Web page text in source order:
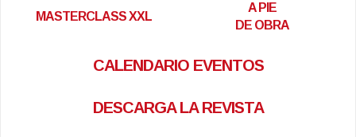
MASTERCLASS XXL
A PIE
DE OBRA
CALENDARIO EVENTOS
DESCARGA LA REVISTA